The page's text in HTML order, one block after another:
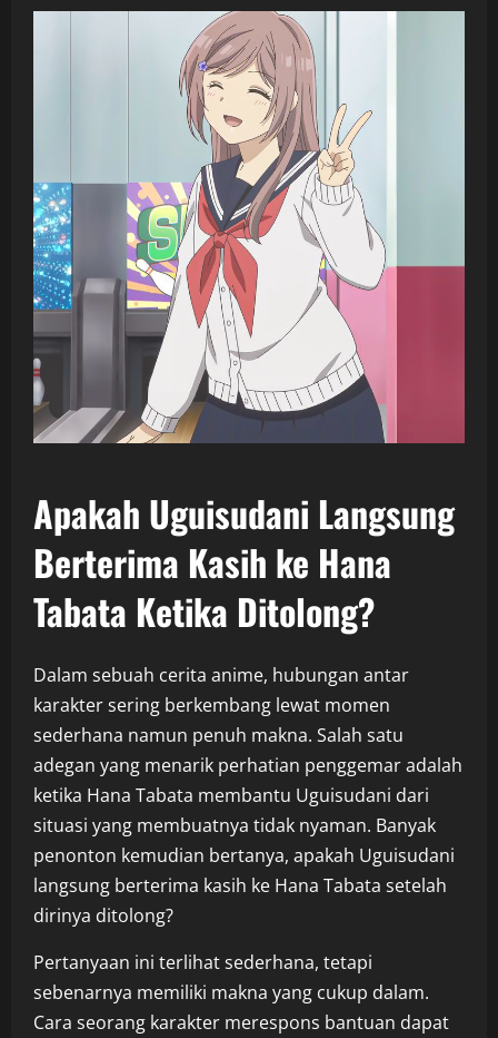
Apakah Uguisudani Langsung
Berterima Kasih ke Hana
Tabata Ketika Ditolong?
Dalam sebuah cerita anime, hubungan antar
karakter sering berkembang lewat momen
sederhana namun penuh makna. Salah satu
adegan yang menarik perhatian penggemar adalah
ketika Hana Tabata membantu Uguisudani dari
situasi yang membuatnya tidak nyaman. Banyak
penonton kemudian bertanya, apakah Uguisudani
langsung berterima kasih ke Hana Tabata setelah
dirinya ditolong?
Pertanyaan ini terlihat sederhana, tetapi
sebenarnya memiliki makna yang cukup dalam.
Cara seorang karakter merespons bantuan dapat